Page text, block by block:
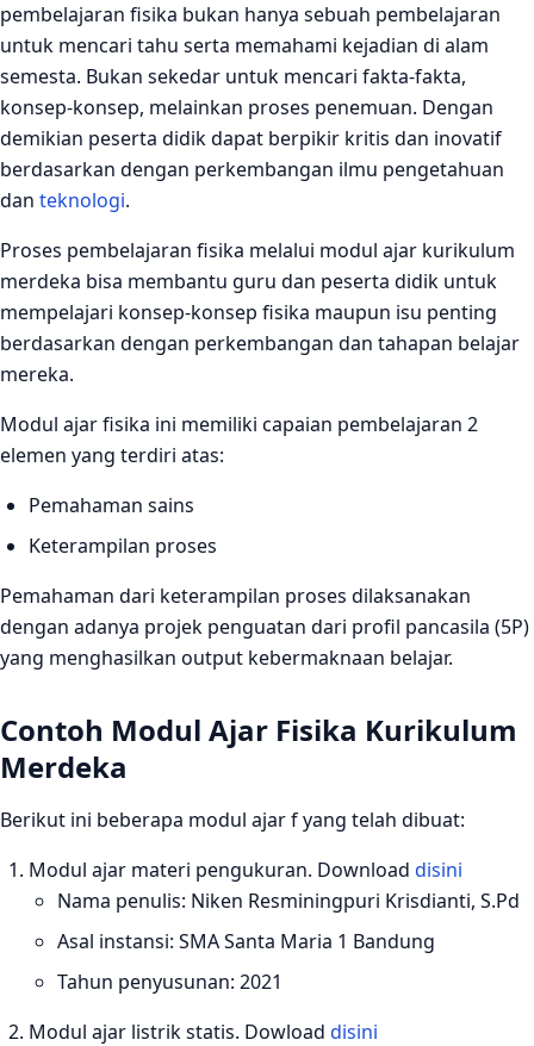
pembelajaran fisika bukan hanya sebuah pembelajaran
untuk mencari tahu serta memahami kejadian di alam
semesta. Bukan sekedar untuk mencari fakta-fakta,
konsep-konsep, melainkan proses penemuan. Dengan
demikian peserta didik dapat berpikir kritis dan inovatif
berdasarkan dengan perkembangan ilmu pengetahuan
dan teknologi.
Proses pembelajaran fisika melalui modul ajar kurikulum
merdeka bisa membantu guru dan peserta didik untuk
mempelajari konsep-konsep fisika maupun isu penting
berdasarkan dengan perkembangan dan tahapan belajar
mereka.
Modul ajar fisika ini memiliki capaian pembelajaran 2
elemen yang terdiri atas:
Pemahaman sains
Keterampilan proses
Pemahaman dari keterampilan proses dilaksanakan
dengan adanya projek penguatan dari profil pancasila (5P)
yang menghasilkan output kebermaknaan belajar.
Contoh Modul Ajar Fisika Kurikulum
Merdeka
Berikut ini beberapa modul ajar f yang telah dibuat:
Modul ajar materi pengukuran. Download disini
Nama penulis: Niken Resminingpuri Krisdianti, S.Pd
Asal instansi: SMA Santa Maria 1 Bandung
Tahun penyusunan: 2021
Modul ajar listrik statis. Dowload disini